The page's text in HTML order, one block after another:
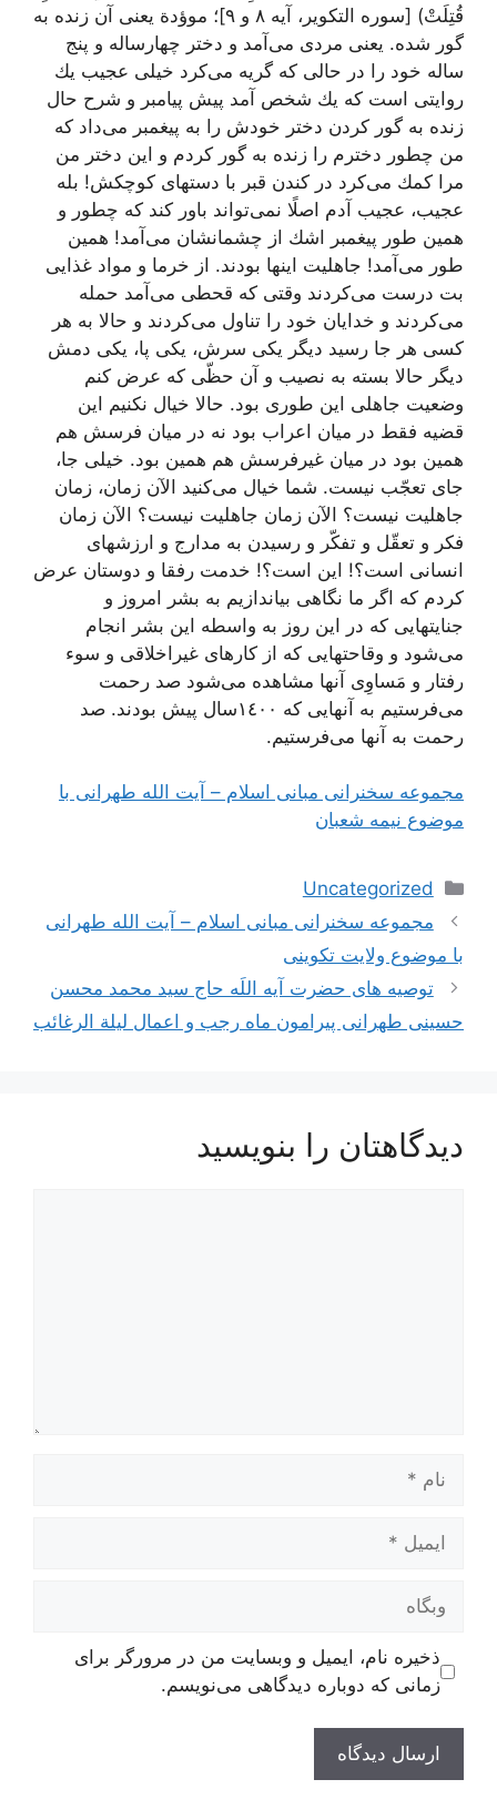
قُتِلَتْ) [سوره التكوير، آيه ٨ و ٩]
؛ موؤدة یعنی آن زنده به
گور شده. یعنی مردی می‌آمد و دختر چهارساله و پنج
ساله خود را در حالی كه گریه می‌كرد خیلی عجیب یك
روایتی است كه یك شخص آمد پیش پیامبر و شرح حال
زنده به گور كردن دختر خودش را به پیغمبر می‌داد كه
من چطور دخترم را زنده به گور كردم و این دختر من
مرا كمك می‌كرد در كندن قبر با دستهای كوچكش! بله
عجیب، عجیب آدم اصلًا نمی‌تواند باور كند كه چطور و
همین طور پیغمبر اشك از چشمانشان می‌آمد! همین
طور می‌آمد! جاهلیت اینها بودند. از خرما و مواد غذایی
بت درست می‌كردند وقتی كه قحطی می‌آمد حمله
می‌كردند و خدایان خود را تناول می‌كردند و حالا به هر
كسی هر جا رسید دیگر یكی سرش، یكی پا، یكی دمش
دیگر حالا بسته به نصیب و آن حظّی كه عرض كنم
وضعیت جاهلی این طوری بود. حالا خیال نكنیم این
قضیه فقط در میان اعراب بود نه در میان فرسش هم
همین بود در میان غیرفرسش هم همین بود. خیلی جا،
جای تعجّب نیست. شما خیال می‌كنید الآن زمان، زمان
جاهلیت نیست؟ الآن زمان جاهلیت نیست؟ الآن زمان
فكر و تعقّل و تفكّر و رسیدن به مدارج و ارزشهای
انسانی است؟! این است؟! خدمت رفقا و دوستان عرض
كردم كه اگر ما نگاهی بیاندازیم به بشر امروز و
جنایتهایی كه در این روز به واسطه این بشر انجام
می‌شود و وقاحتهایی كه از كارهای غیراخلاقی و سوء
رفتار و مَساوِی آنها مشاهده می‌شود صد رحمت
می‌فرستیم به آنهایی كه ١٤٠٠سال پیش بودند. صد
رحمت به آنها می‌فرستیم.
مجموعه سخنرانی مبانی اسلام – آیت الله طهرانی با
موضوع نیمه شعبان
دسته‌ها
Uncategorized
ناوبری
نوشته‌ها
مجموعه سخنرانی مبانی اسلام – آیت الله طهرانی
با موضوع ولایت تکوینی
توصیه های حضرت آیه اللَه حاج سید محمد محسن
حسینی طهرانی پیرامون ماه رجب و اعمال لیلة الرغائب
دیدگاهتان را بنویسید
ایمیل
وبگاه
ذخیره نام، ایمیل و وبسایت من در مرورگر برای
زمانی که دوباره دیدگاهی می‌نویسم.